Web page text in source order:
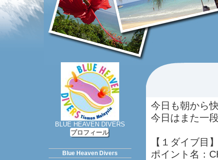
今日も朝から
今日はまた一
【１ダイブ目
ポイント名：
BLUE HEAVEN DIVERS
プロフィール
Blue Heaven Divers